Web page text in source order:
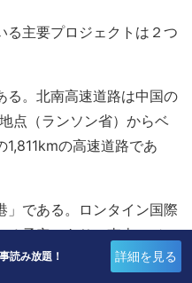
る主要プロジェクトは２つ
る。北南高速道路は中国の
点（ランソン省）からベ
1,811kmの高速道路であ
」である。ロンタイン国際
る予定であり、東南アジア
。ロンタイン空港の総面積
読み放題！ 詳細を見る